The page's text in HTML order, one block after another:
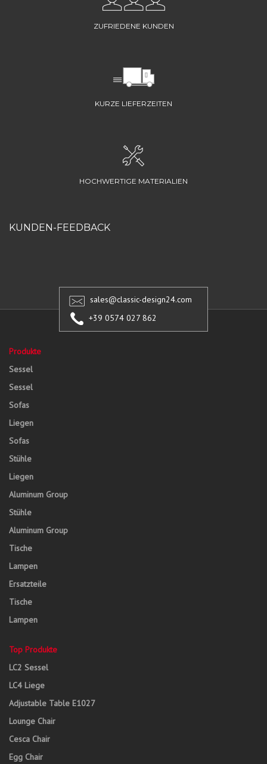
ZUFRIEDENE KUNDEN
KURZE LIEFERZEITEN
HOCHWERTIGE MATERIALIEN
KUNDEN-FEEDBACK
sales@classic-design24.com
+39 0574 027 862
Produkte
Sessel
Sessel
Sofas
Liegen
Sofas
Stühle
Liegen
Aluminum Group
Stühle
Aluminum Group
Tische
Lampen
Ersatzteile
Tische
Lampen
Top Produkte
LC2 Sessel
LC4 Liege
Adjustable Table E1027
Lounge Chair
Cesca Chair
Egg Chair